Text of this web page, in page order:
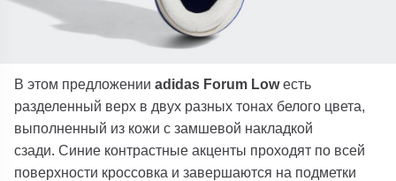
В этом предложенииadidas Forum Lowесть
разделенный верх в двух разных тонах белого цвета,
выполненный из кожи с замшевой накладкой
сзади. Синие контрастные акценты проходят по всей
поверхности кроссовка и завершаются на подметки